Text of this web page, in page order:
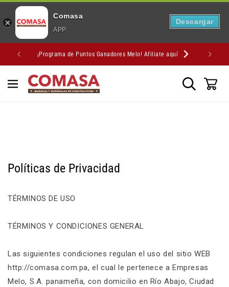
IR
DIRECTAMENTE
AL CONTENIDO
¡Programa de Puntos Ganadores Melo! Afiliate aquí
Políticas de Privacidad
TÉRMINOS DE USO
TÉRMINOS Y CONDICIONES GENERAL
Las siguientes condiciones regulan el uso del sitio WEB
http://comasa.com.pa, el cual le pertenece a Empresas
Melo, S.A. panameña, con domicilio en Río Abajo, Ciudad
Comasa
APP
Descargar